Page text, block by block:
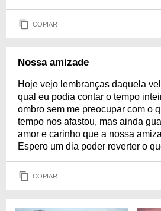
COPIAR
Nossa amizade
Hoje vejo lembranças daquela
qual eu podia contar o tempo
ombro sem me preocupar com o
tempo nos afastou, mas ainda
amor e carinho que a nossa
Espero um dia poder reverter o
COPIAR